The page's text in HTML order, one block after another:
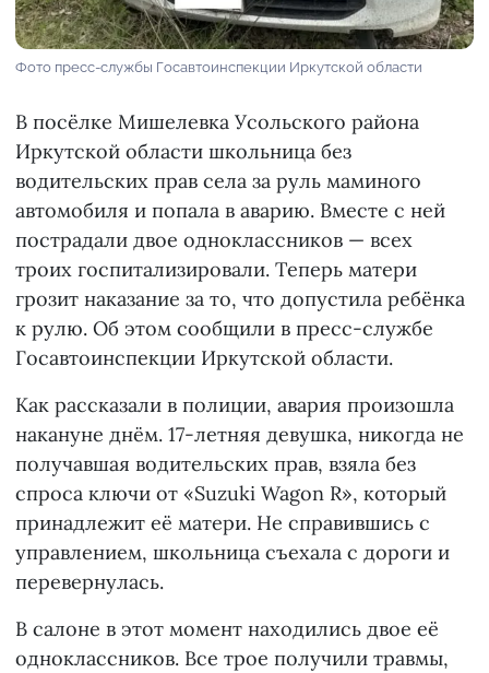
Фото пресс-службы Госавтоинспекции Иркутской области
В посёлке Мишелевка Усольского района
Иркутской области школьница без
водительских прав села за руль маминого
автомобиля и попала в аварию. Вместе с ней
пострадали двое одноклассников — всех
троих госпитализировали. Теперь матери
грозит наказание за то, что допустила ребёнка
к рулю. Об этом сообщили в пресс-службе
Госавтоинспекции Иркутской области.
Как рассказали в полиции, авария произошла
накануне днём. 17-летняя девушка, никогда не
получавшая водительских прав, взяла без
спроса ключи от «Suzuki Wagon R», который
принадлежит её матери. Не справившись с
управлением, школьница съехала с дороги и
перевернулась.
В салоне в этот момент находились двое её
одноклассников. Все трое получили травмы,